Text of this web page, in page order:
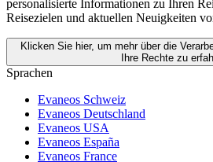
personalisierte Informationen zu Ihren
Reisezielen und aktuellen Neuigkeiten
Klicken Sie hier, um mehr über die
Ihre Rechte zu
Sprachen
Evaneos Schweiz
Evaneos Deutschland
Evaneos USA
Evaneos España
Evaneos France